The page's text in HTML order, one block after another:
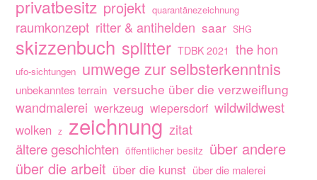
privatbesitz projekt quarantänezeichnung
raumkonzept ritter & antihelden saar SHG
skizzenbuch splitter TDBK 2021 the hon
ufo-sichtungen umwege zur selbsterkenntnis
unbekanntes terrain versuche über die verzweiflung
wandmalerei werkzeug wiepersdorf wildwildwest
wolken z zeichnung zitat
ältere geschichten öffentlicher besitz über andere
über die arbeit über die kunst über die malerei